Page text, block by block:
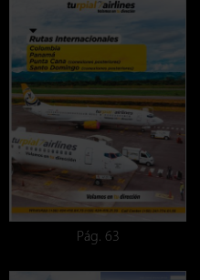
Pág. 63